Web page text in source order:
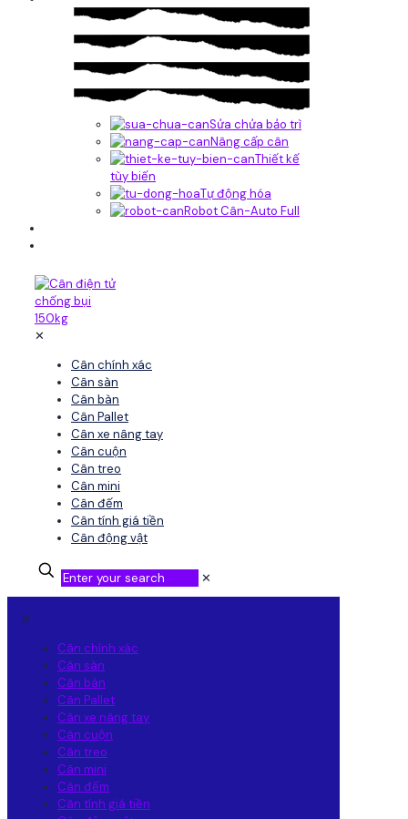
Sửa chửa bảo trì
Nâng cấp cân
Thiết kế
tùy biến
Tự động hóa
Robot Cân-Auto Full
✕
Cân chính xác
Cân sàn
Cân bàn
Cân Pallet
Cân xe nâng tay
Cân cuộn
Cân treo
Cân mini
Cân đếm
Cân tính giá tiền
Cân động vật
✕
✕
Cân chính xác
Cân sàn
Cân bàn
Cân Pallet
Cân xe nâng tay
Cân cuộn
Cân treo
Cân mini
Cân đếm
Cân tính giá tiền